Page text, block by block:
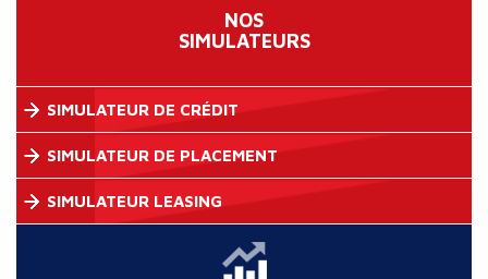
NOS
SIMULATEURS
SIMULATEUR DE CRÉDIT
SIMULATEUR DE PLACEMENT
SIMULATEUR LEASING